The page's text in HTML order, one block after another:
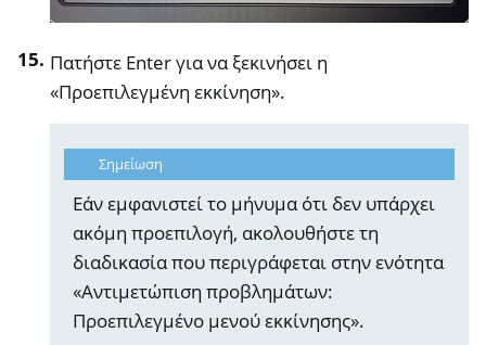
Πατήστε Enter για να ξεκινήσει η
«Προεπιλεγμένη εκκίνηση».
Σημείωση
Εάν εμφανιστεί το μήνυμα ότι δεν υπάρχει
ακόμη προεπιλογή, ακολουθήστε τη
διαδικασία που περιγράφεται στην ενότητα
«Αντιμετώπιση προβλημάτων:
Προεπιλεγμένο μενού εκκίνησης».